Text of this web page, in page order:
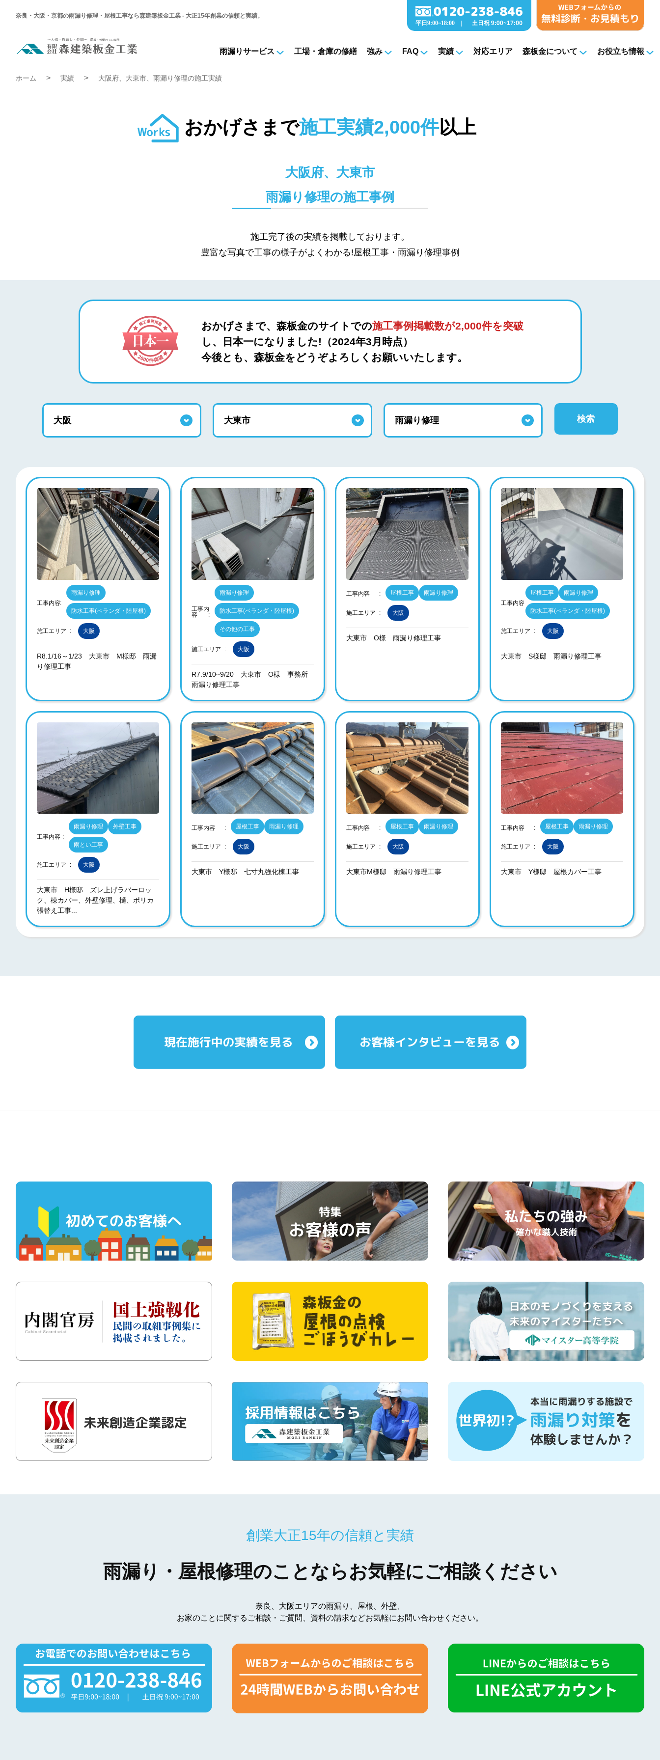
奈良・大阪・京都の雨漏り修理・屋根工事なら森建築板金工業 - 大正15年創業の信頼と実績。
雨漏りサービス 工場・倉庫の修繕 強み FAQ 実績 対応エリア 森板金について
お役立ち情報
ホーム 実績 大阪府、大東市、雨漏り修理の施工実績
おかげさまで施工実績2,000件以上
大阪府、大東市
雨漏り修理の施工事例
施工完了後の実績を掲載しております。
豊富な写真で工事の様子がよくわかる!屋根工事・雨漏り修理事例
おかげさまで、森板金のサイトでの施工事例掲載数が2,000件を突破
し、日本一になりました!（2024年3月時点）
今後とも、森板金をどうぞよろしくお願いいたします。
工事内容
雨漏り修理
防水工事(ベランダ・陸屋根)
施工エリア 大阪
R8.1/16～1/23 大東市 M様邸 雨漏
り修理工事
工事内
容
雨漏り修理
防水工事(ベランダ・陸屋根)
その他の工事
施工エリア 大阪
R7.9/10~9/20 大東市 O様 事務所
雨漏り修理工事
工事内容 屋根工事 雨漏り修理
施工エリア 大阪
大東市 O様 雨漏り修理工事
工事内容
屋根工事 雨漏り修理
防水工事(ベランダ・陸屋根)
施工エリア 大阪
大東市 S様邸 雨漏り修理工事
工事内容
雨漏り修理 外壁工事
雨とい工事
施工エリア 大阪
大東市 H様邸 ズレ上げラバーロッ
ク、棟カバー、外壁修理、樋、ポリカ
張替え工事...
工事内容 屋根工事 雨漏り修理
施工エリア 大阪
大東市 Y様邸 七寸丸強化棟工事
工事内容 屋根工事 雨漏り修理
施工エリア 大阪
大東市M様邸 雨漏り修理工事
工事内容 屋根工事 雨漏り修理
施工エリア 大阪
大東市 Y様邸 屋根カバー工事
創業大正15年の信頼と実績
雨漏り・屋根修理のことならお気軽にご相談ください
奈良、大阪エリアの雨漏り、
屋根、外壁、
お家のことに関する ご相談・ご質問、資料の請求などお気軽にお問い合わせください。